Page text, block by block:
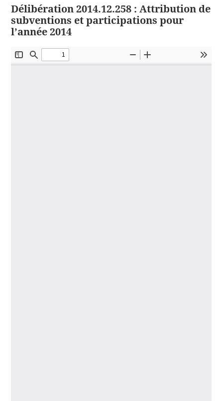
Délibération 2014.12.258 : Attribution de
subventions et participations pour
l’année 2014